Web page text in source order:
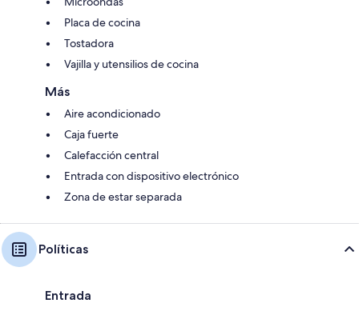
Placa de cocina
Tostadora
Vajilla y utensilios de cocina
Más
Aire acondicionado
Caja fuerte
Calefacción central
Entrada con dispositivo electrónico
Zona de estar separada
Políticas
Entrada